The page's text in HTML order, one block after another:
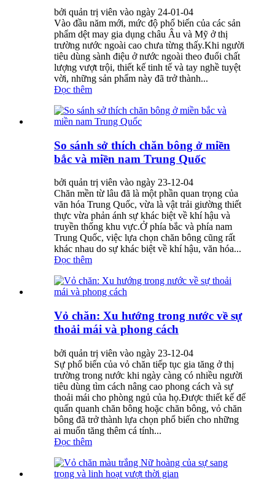
bởi quản trị viên vào ngày 24-01-04
Vào đầu năm mới, mức độ phổ biến của các sản
phẩm dệt may gia dụng châu Âu và Mỹ ở thị
trường nước ngoài cao chưa từng thấy.Khi người
tiêu dùng sành điệu ở nước ngoài theo đuổi chất
lượng vượt trội, thiết kế tinh tế và tay nghề tuyệt
vời, những sản phẩm này đã trở thành...
Đọc thêm
So sánh sở thích chăn bông ở miền
bắc và miền nam Trung Quốc
bởi quản trị viên vào ngày 23-12-04
Chăn mền từ lâu đã là một phần quan trọng của
văn hóa Trung Quốc, vừa là vật trải giường thiết
thực vừa phản ánh sự khác biệt về khí hậu và
truyền thống khu vực.Ở phía bắc và phía nam
Trung Quốc, việc lựa chọn chăn bông cũng rất
khác nhau do sự khác biệt về khí hậu, văn hóa...
Đọc thêm
Vỏ chăn: Xu hướng trong nước về sự
thoải mái và phong cách
bởi quản trị viên vào ngày 23-12-04
Sự phổ biến của vỏ chăn tiếp tục gia tăng ở thị
trường trong nước khi ngày càng có nhiều người
tiêu dùng tìm cách nâng cao phong cách và sự
thoải mái cho phòng ngủ của họ.Được thiết kế để
quấn quanh chăn bông hoặc chăn bông, vỏ chăn
bông đã trở thành lựa chọn phổ biến cho những
ai muốn tăng thêm cá tính...
Đọc thêm